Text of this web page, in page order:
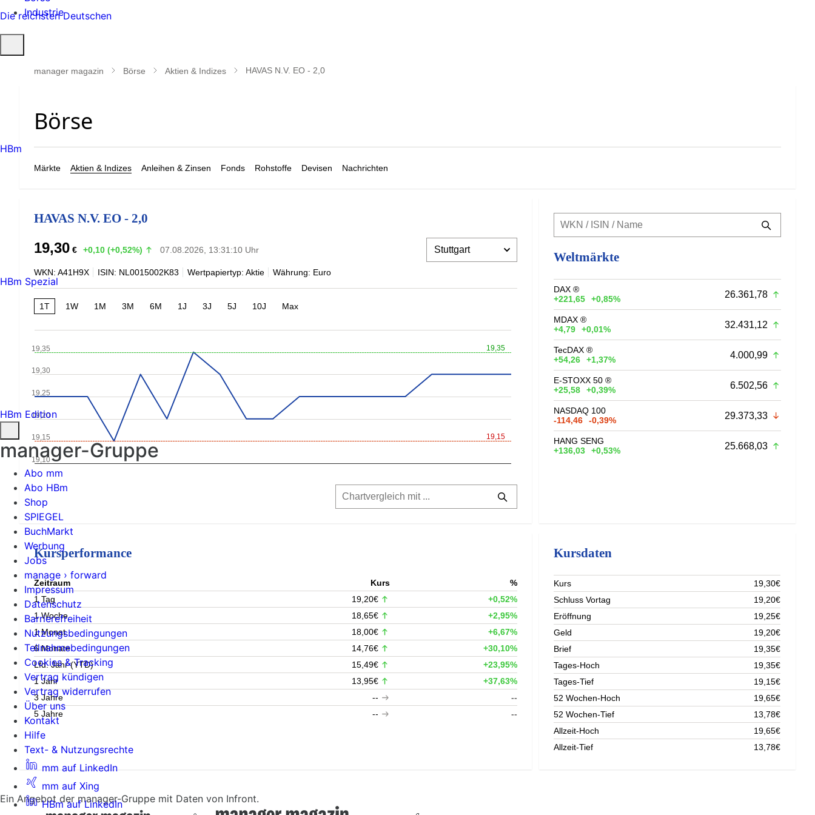
Industrie
öffnen
manager magazin Börse Aktien & Indizes HAVAS N.V. EO - 2,0
Märkte Aktien & Indizes Anleihen & Zinsen Fonds Rohstoffe Devisen Nachrichten
HAVAS N.V. EO - 2,0
19,30 € +0,10 (+0,52%) 07.08.2026, 13:31:10 Uhr
WKN: A41H9X ISIN: NL0015002K83 Wertpapiertyp: Aktie Währung: Euro
1T 1W 1M 3M 6M 1J 3J 5J 10J Max
19,35
19,15
19,10
19,20
19,30
19,15
19,25
19,35
Weltmärkte
DAX ®
+221,65
+0,85% 26.361,78
MDAX ®
+4,79
+0,01% 32.431,12
TecDAX ®
+54,26
+1,37% 4.000,99
E-STOXX 50 ®
+25,58
+0,39% 6.502,56
NASDAQ 100
-114,46
-0,39% 29.373,33
HANG SENG
+136,03
+0,53% 25.668,03
Kursperformance
Zeitraum Kurs
%
1 Tag
19,20€
+0,52%
1 Woche
18,65€
+2,95%
1 Monat
18,00€
+6,67%
6 Monate
14,76€
+30,10%
Lfd. Jahr (YTD)
15,49€
+23,95%
1 Jahr
13,95€
+37,63%
3 Jahre
--
--
5 Jahre
-- --
Kursdaten
Kurs
19,30€
Schluss Vortag
19,20€
Eröffnung
19,25€
Geld
19,20€
Brief
19,35€
Tages-Hoch
19,35€
Tages-Tief
19,15€
52 Wochen-Hoch
19,65€
52 Wochen-Tief
13,78€
Allzeit-Hoch
19,65€
Allzeit-Tief
13,78€
Ein Angebot der manager-Gruppe mit Daten von Infront.
Die reichsten Deutschen
HBm
HBm Spezial
HBm Edition
manager-Gruppe
Abo mm
Abo HBm
Shop
SPIEGEL
BuchMarkt
Werbung
Jobs
manage › forward
Impressum
Datenschutz
Barrierefreiheit
Nutzungsbedingungen
Teilnahmebedingungen
Cookies & Tracking
Vertrag kündigen
Vertrag widerrufen
Über uns
Kontakt
Hilfe
Text- & Nutzungsrechte
mm auf LinkedIn
mm auf Xing
HBm auf LinkedIn